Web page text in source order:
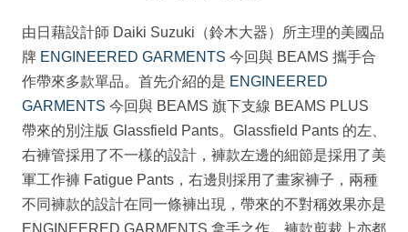
由日藉設計師 Daiki Suzuki（鈴木大器）所主理的美國品
牌 ENGINEERED GARMENTS 今回與 BEAMS 攜手合
作帶來多款單品。首先介紹的是 ENGINEERED
GARMENTS 今回與 BEAMS 旗下支線 BEAMS PLUS
帶來的別注版 Glassfield Pants。Glassfield Pants 的左、
右褲管採用了不一樣的設計，褲款左邊的細節是採用了美
軍工作褲 Fatigue Pants，右邊則採用了畫家褲子，兩種
不同褲款的設計在同一條褲出現，帶來的不對稱效果亦是
ENGINEERED GARMENTS 拿手之作。褲款剪裁上亦都